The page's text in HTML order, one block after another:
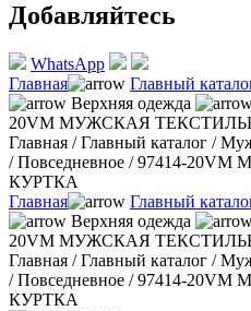
Добавляйтесь
WhatsApp
Главная
Главный
Верхняя одежда
20VM МУЖСКАЯ
Главная /Главный каталог /
/Повседневное /97414-
КУРТКА
Главная
Главный
Верхняя одежда
20VM МУЖСКАЯ
Главная /Главный каталог /
/Повседневное /97414-
КУРТКА